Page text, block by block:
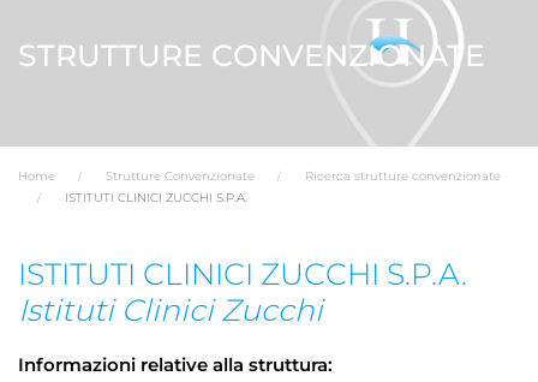
STRUTTURE CONVENZIONATE
Home Strutture Convenzionate
Ricerca strutture convenzionate
ISTITUTI CLINICI ZUCCHI S.P.A.
ISTITUTI CLINICI ZUCCHI S.P.A.
Istituti Clinici Zucchi
Informazioni relative alla struttura: